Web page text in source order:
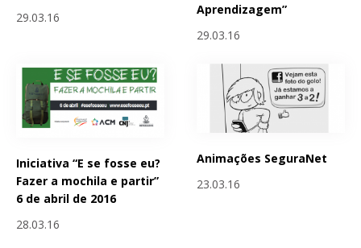
29.03.16
Aprendizagem”
29.03.16
Iniciativa “E se fosse eu?
Fazer a mochila e partir”
6 de abril de 2016
28.03.16
Animações SeguraNet
23.03.16